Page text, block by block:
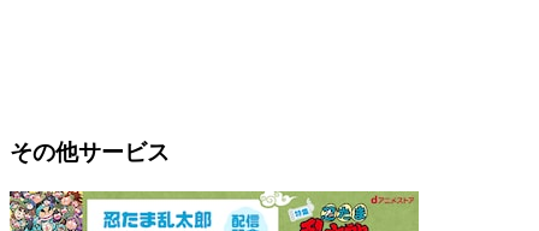
その他サービス